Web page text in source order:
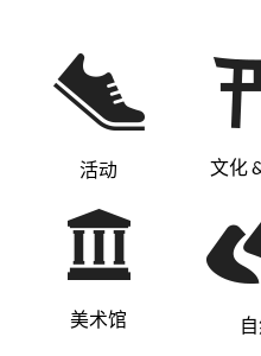
活动 文化
美术馆